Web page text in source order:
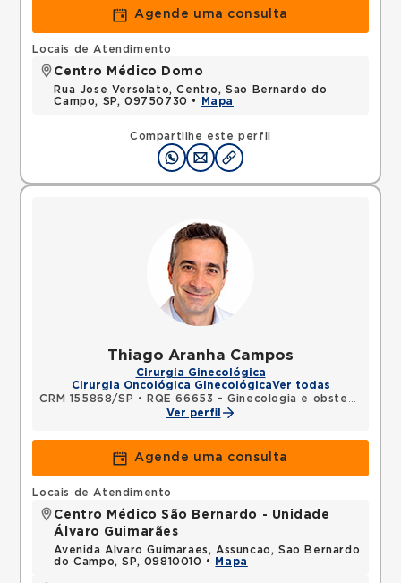
Agende uma consulta
Compartilhe este perfil
Locais de Atendimento
Centro Médico Domo
Rua Jose Versolato, Centro, Sao Bernardo do
Campo, SP, 09750730 •
Mapa
Thiago Aranha Campos
Cirurgia Ginecológica
Cirurgia Oncológica GinecológicaVer todas
CRM 155868/SP •
RQE 66653 - Ginecologia e obstetrícia
Ver perfil
Agende uma consulta
Locais de Atendimento
Centro Médico São Bernardo - Unidade
Álvaro Guimarães
Avenida Alvaro Guimaraes, Assuncao, Sao Bernardo
do Campo, SP, 09810010 •
Mapa